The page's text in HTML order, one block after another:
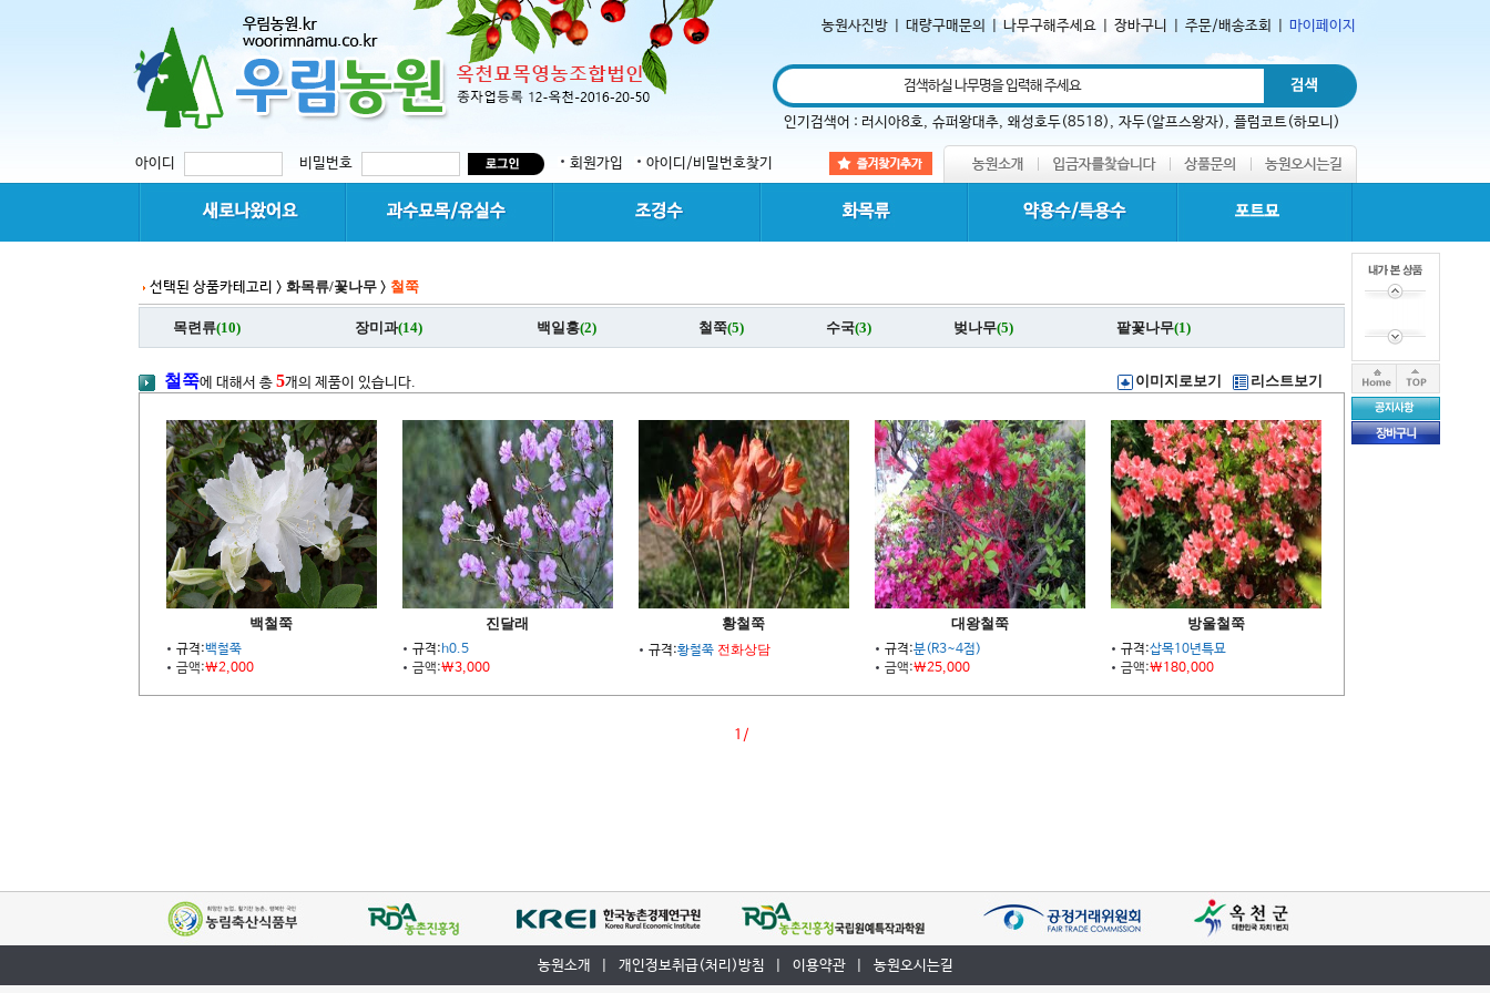
농원사진방 대량구매문의 나무구해주세요 장바구니 주문/배송조회 마이페이지
인기검색어 : 러시아8호, 슈퍼왕대추, 왜성호두(8518) , 자두(알프스왕자) , 플럼코트(하모니)
아이디 비밀번호 회원가입 아이디/비밀번호찾기
선택된 상품카테고리 > 화목류/꽃나무> 철쭉
목련류(10) 장미과(14) 백일홍(2) 철쭉(5) 수국(3) 벚나무(5) 팥꽃나무(1)
철쭉에 대해서 총 5개의 제품이 있습니다. 이미지로보기 리스트보기
백철쭉
규격:백철쭉
금액:\2,000
진달래
규격:h0.5
금액:\3,000
황철쭉
규격:황철쭉 전화상담
대왕철쭉
규격:분(R3~4점)
금액:\25,000
방울철쭉
규격:삽목10년특묘
금액:\180,000
1/
농원소개 개인정보취급(처리)방침 이용약관 농원오시는길